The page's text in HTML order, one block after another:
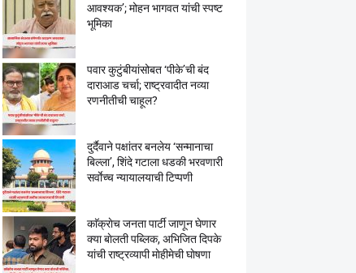
आवश्यक’; मोहन भागवत यांची स्पष्ट
भूमिका
पवार कुटुंबीयांसोबत ‘पीके’ची बंद
दाराआड चर्चा; राष्ट्रवादीत नव्या
रणनीतीची चाहूल?
दुर्दैवाने पक्षांतर बनलेय ‘सन्मानाचा
बिल्ला’, शिंदे गटाला धडकी भरवणारी
सर्वाेच्च न्यायालयाची टिप्पणी
काॅक्राेच जनता पार्टी जाणून घेणार
क्या बाेलती पब्लिक, अभिजित दिपके
यांची राष्ट्रव्यापी माेहीमेची घाेषणा